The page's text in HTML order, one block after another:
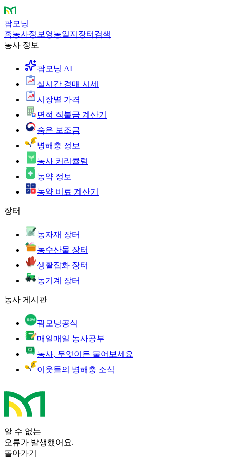
팜모닝
홈농사정보 영농일지 장터 검색
농사 정보
팜모닝 AI
실시간 경매 시세
시장별 가격
면적 직불금 계산기
숨은 보조금
병해충 정보
농사 커리큘럼
농약 정보
농약 비료 계산기
장터
농자재 장터
농수산물 장터
생활잡화 장터
농기계 장터
농사 게시판
팜모닝공식
매일매일 농사공부
농사, 무엇이든 물어보세요
이웃들의 병해충 소식
알 수 없는
오류가 발생했어요.
돌아가기